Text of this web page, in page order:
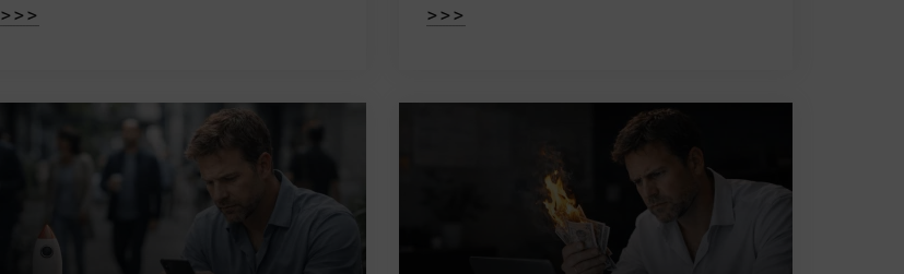
>>> >>>